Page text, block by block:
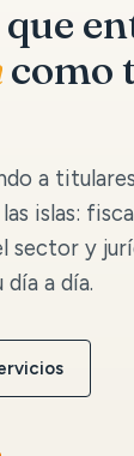
como
a
islas:
sector y
a día.